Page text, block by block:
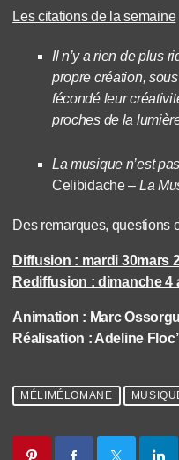
Les citations de la semaine
Il n’y a rien de plus
propre création,
fécondé leur
proches de la
La musique n’est
Celibidache – La
Des remarques,
Diffusion : mardi 30mars
Rediffusion : dimanche 4
Animation : Marc
Réalisation : Adeline
MÉLIMÉLOMANE